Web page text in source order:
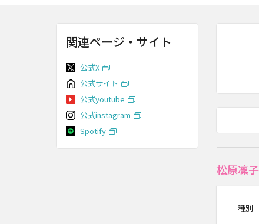
松原凜
種別
関連ページ・サイト
公式X
公式サイト
公式youtube
公式instagram
Spotify